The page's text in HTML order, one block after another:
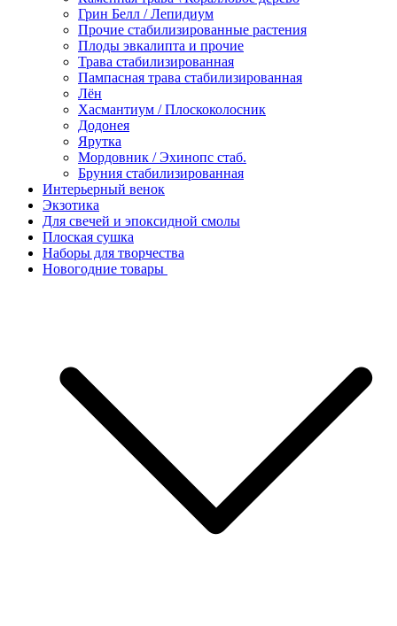
Грин Белл / Лепидиум
Прочие стабилизированные растения
Плоды эвкалипта и прочие
Трава стабилизированная
Пампасная трава стабилизированная
Лён
Хасмантиум / Плоскоколосник
Додонея
Ярутка
Мордовник / Эхинопс стаб.
Бруния стабилизированная
Интерьерный венок
Экзотика
Для свечей и эпоксидной смолы
Плоская сушка
Наборы для творчества
Новогодние товары